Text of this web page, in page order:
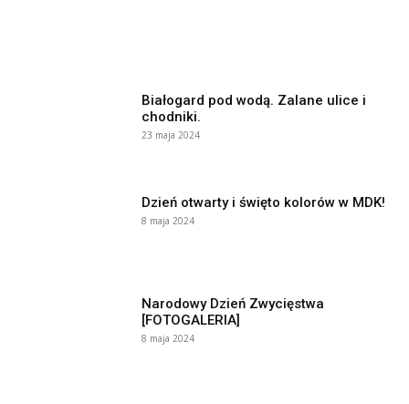
Białogard pod wodą. Zalane ulice i
chodniki.
23 maja 2024
Dzień otwarty i święto kolorów w MDK!
8 maja 2024
Narodowy Dzień Zwycięstwa
[FOTOGALERIA]
8 maja 2024